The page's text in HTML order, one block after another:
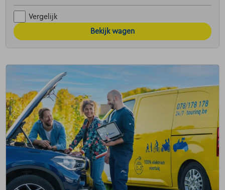
Vergelijk
Bekijk wagen